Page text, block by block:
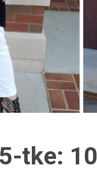
tke: 10